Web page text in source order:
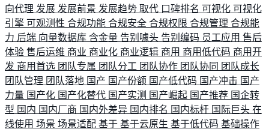
向代理 发展 发展前景 发展趋势 取代 口碑排名 可视化 可视化
引擎 可观测性 合规功能 合规安全 合规权限 合规管理 合规能
力 后端 向量数据库 含金量 告别噱头 告别编码 员工应用 售后
体验 售后运维 商业 商业化 商业逻辑 商用 商用低代码 商用开
发 商用首选 团队专属 团队分工 团队协作 团队协同 团队成长
团队管理 团队落地 国产 国产份额 国产低代码 国产冲击 国产
力量 国产化 国产化替代 国产实测 国产崛起 国产推荐 国企转
型 国内 国内厂商 国内外差异 国内排名 国内标杆 国际巨头 在
线使用 场景 场景适配 基于 基于云原生 基于低代码 基础操作